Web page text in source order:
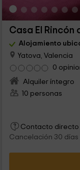
Casa El Rincón
Alojamiento
Yatova, Valencia
0
Alquiler íntegro
10 personas
Contacto directo
Cancelación 30 días